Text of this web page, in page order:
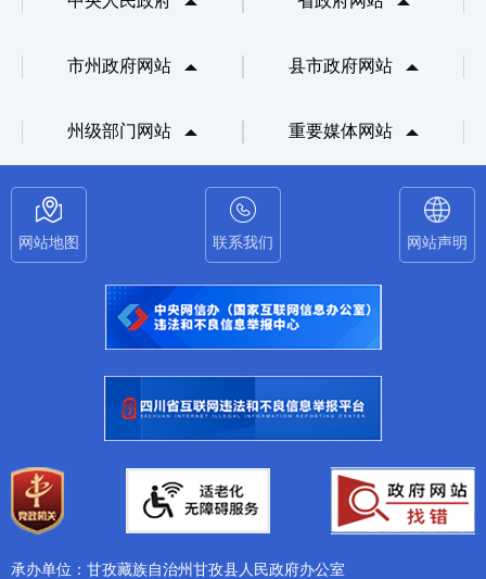
市州政府网站 县市政府网站
州级部门网站 重要媒体网站
网站地图 联系我们 网站声明
承办单位：甘孜藏族自治州甘孜县人民政府办公室